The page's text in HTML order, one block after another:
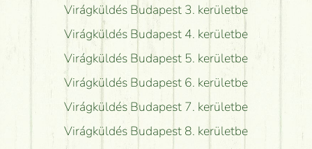
Virágküldés Budapest 3. kerületbe
Virágküldés Budapest 4. kerületbe
Virágküldés Budapest 5. kerületbe
Virágküldés Budapest 6. kerületbe
Virágküldés Budapest 7. kerületbe
Virágküldés Budapest 8. kerületbe